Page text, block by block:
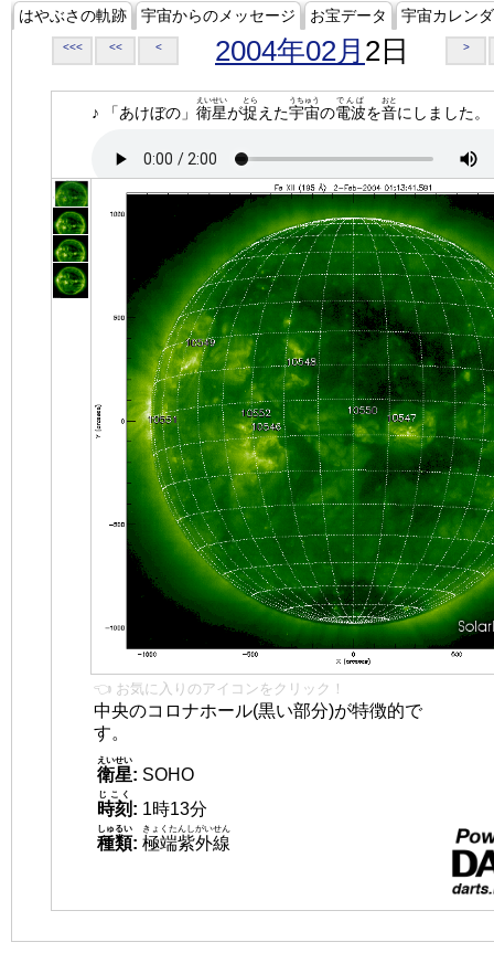
はやぶさの軌跡 宇宙からのメッセージ お宝データ 宇宙カレン
<<< << < 2004年02月 2日 >
♪ 「あけぼの」 衛星
えいせい
が捉
とら
えた宇宙
うちゅう
の電波
でんぱ
を音
おと
にしました。
👈 お気に入りのアイコンをクリック！
中央のコロナホール(黒い部分)が特徴的で
す。
衛星
えいせい
: SOHO
時刻
じこく
: 1時13分
種類
しゅるい
: 極端紫外線
きょくたんしがいせん